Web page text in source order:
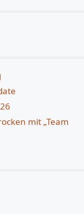
mit „Team